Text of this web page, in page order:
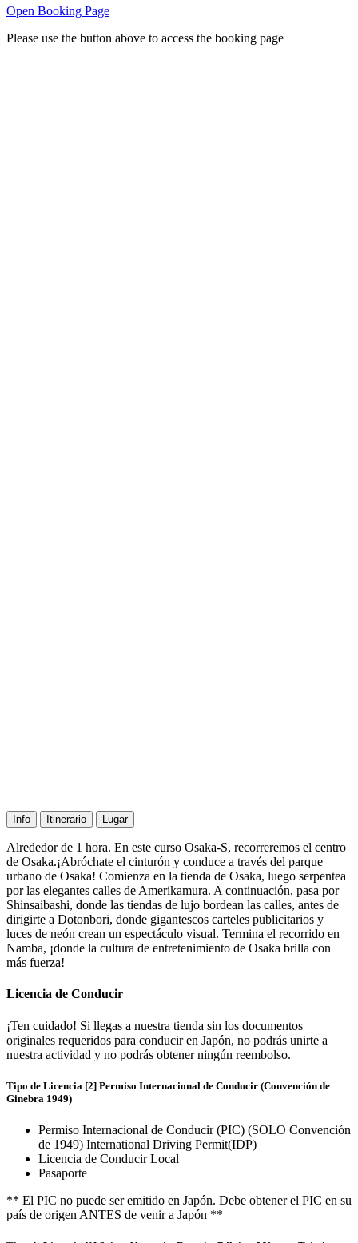
Open Booking Page
Please use the button above to access the booking page
Info Itinerario Lugar
Alrededor de 1 hora. En este curso Osaka-S, recorreremos el centro
de Osaka.¡Abróchate el cinturón y conduce a través del parque
urbano de Osaka! Comienza en la tienda de Osaka, luego serpentea
por las elegantes calles de Amerikamura. A continuación, pasa por
Shinsaibashi, donde las tiendas de lujo bordean las calles, antes de
dirigirte a Dotonbori, donde gigantescos carteles publicitarios y
luces de neón crean un espectáculo visual. Termina el recorrido en
Namba, ¡donde la cultura de entretenimiento de Osaka brilla con
más fuerza!
Licencia de Conducir
¡Ten cuidado! Si llegas a nuestra tienda sin los documentos
originales requeridos para conducir en Japón, no podrás unirte a
nuestra actividad y no podrás obtener ningún reembolso.
Tipo de Licencia [2] Permiso Internacional de Conducir (Convención de
Ginebra 1949)
Permiso Internacional de Conducir (PIC) (SOLO Convención
de 1949) International Driving Permit(IDP)
Licencia de Conducir Local
Pasaporte
** El PIC no puede ser emitido en Japón. Debe obtener el PIC en su
país de origen ANTES de venir a Japón **